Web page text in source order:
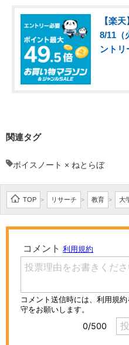
【楽
8/11（
ントリ
関連タグ
ボイスノート × ねとらぼ
TOP > リサーチ > 教育 > 大